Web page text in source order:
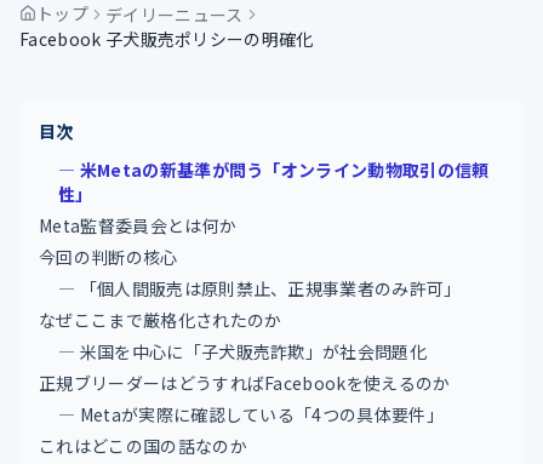
トップ
デイリーニュース
Facebook 子犬販売ポリシーの明確化
目次
― 米Metaの新基準が問う「オンライン動物取引の信頼
性」
Meta監督委員会とは何か
今回の判断の核心
― 「個人間販売は原則禁止、正規事業者のみ許可」
なぜここまで厳格化されたのか
― 米国を中心に「子犬販売詐欺」が社会問題化
正規ブリーダーはどうすればFacebookを使えるのか
― Metaが実際に確認している「4つの具体要件」
これはどこの国の話なのか